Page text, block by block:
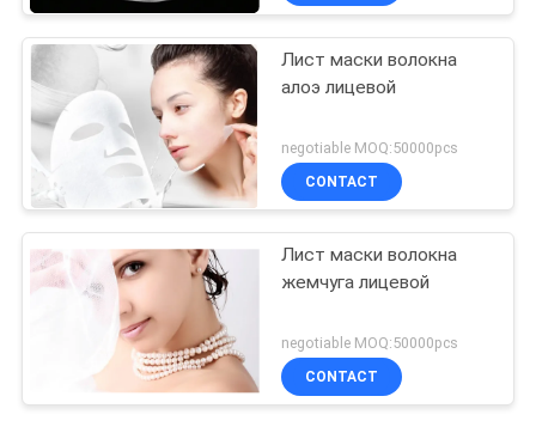
Лист маски волокна
алоэ лицевой
negotiable MOQ:50000pcs
CONTACT
Лист маски волокна
жемчуга лицевой
negotiable MOQ:50000pcs
CONTACT